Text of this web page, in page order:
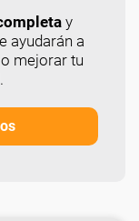
y
ayudarán a
mejorar tu